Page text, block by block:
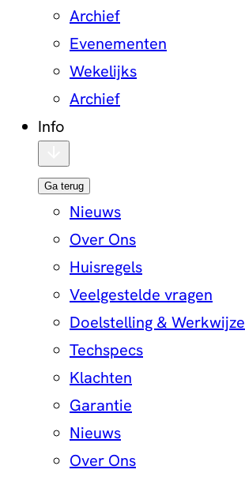
Archief
Evenementen
Wekelijks
Archief
Info
Ga terug
Nieuws
Over Ons
Huisregels
Veelgestelde vragen
Doelstelling & Werkwijze
Techspecs
Klachten
Garantie
Nieuws
Over Ons